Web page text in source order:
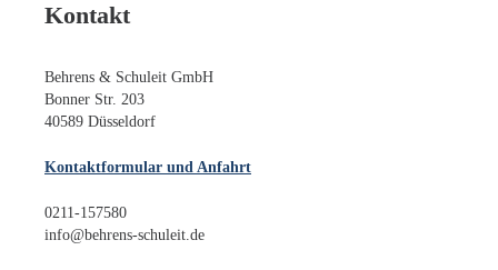
Kontakt
Behrens & Schuleit GmbH
Bonner Str. 203
40589 Düsseldorf
Kontaktformular und Anfahrt
0211-157580
info@behrens-schuleit.de